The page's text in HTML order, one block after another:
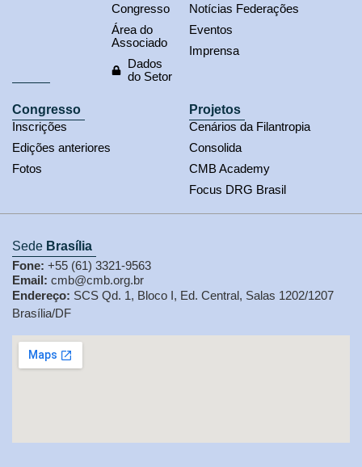
Congresso
Área do
Associado
Dados
do Setor
Notícias Federações
Eventos
Imprensa
Congresso
Inscrições
Edições anteriores
Fotos
Projetos
Cenários da Filantropia
Consolida
CMB Academy
Focus DRG Brasil
Sede Brasília
Fone: +55 (61) 3321-9563
Email: cmb@cmb.org.br
Endereço: SCS Qd. 1, Bloco I, Ed. Central, Salas 1202/1207
Brasília/DF